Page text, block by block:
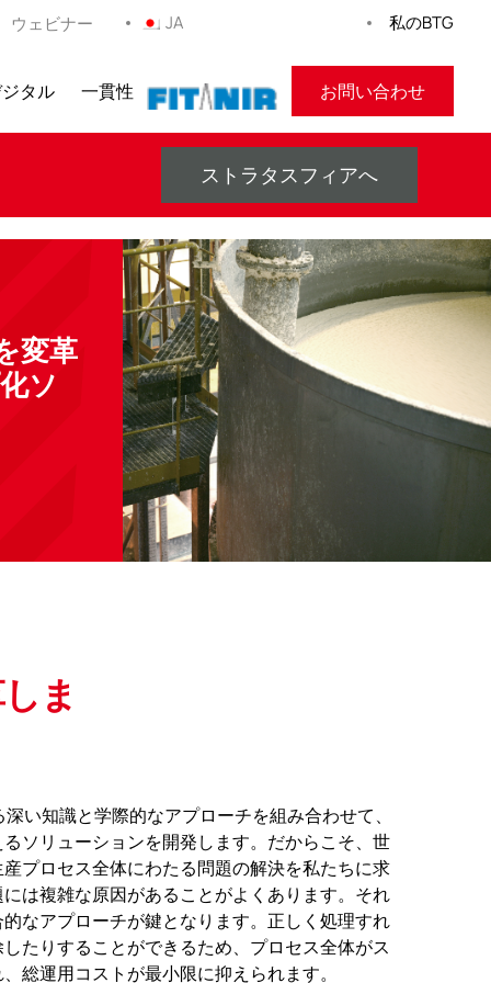
ウェビナー JA 私のBTG
タル 一貫性 フィトニール お問い合わせ
ストラタスフィアへ
変革
ソ
ま
い知識と学際的なアプローチを組み合わせて、
ソリューションを開発します。だからこそ、世
プロセス全体にわたる問題の解決を私たちに求
は複雑な原因があることがよくあります。それ
なアプローチが鍵となります。正しく処理すれ
たりすることができるため、プロセス全体がス
総運用コストが最小限に抑えられます。